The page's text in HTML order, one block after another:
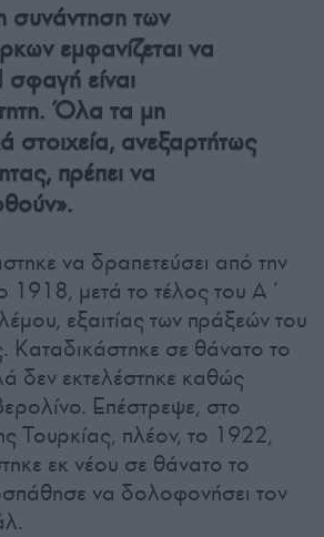
συνάντηση των
εμφανίζεται να
σφαγή είναι
Όλα τα μη
στοιχεία, ανεξαρτήτως
πρέπει να
να δραπετεύσει από την
1918, μετά το τέλος του Α΄
εξαιτίας των πράξεών του
Καταδικάστηκε σε θάνατο το
δεν εκτελέστηκε καθώς
Επέστρεψε, στο
Τουρκίας, πλέον, το 1922,
εκ νέου σε θάνατο το
να δολοφονήσει τον